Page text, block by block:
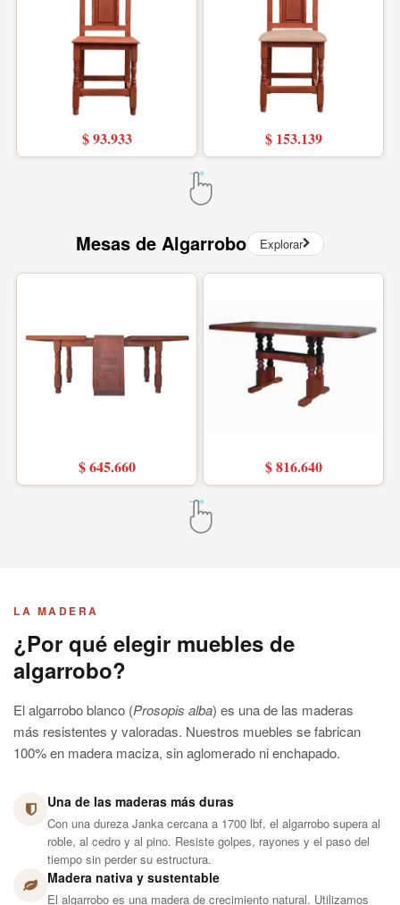
$ 93.933 $ 153.139
Mesas de Algarrobo Explorar
$ 645.660 $ 816.640
¿Por qué elegir muebles de
algarrobo?
El algarrobo blanco (Prosopis alba) es una de las maderas
más resistentes y valoradas. Nuestros muebles se fabrican
Una de las maderas más duras
Con una dureza Janka cercana a 1700 lbf, el algarrobo supera al
roble, al cedro y al pino. Resiste golpes, rayones y el paso del
tiempo sin perder su estructura.
Madera nativa y sustentable